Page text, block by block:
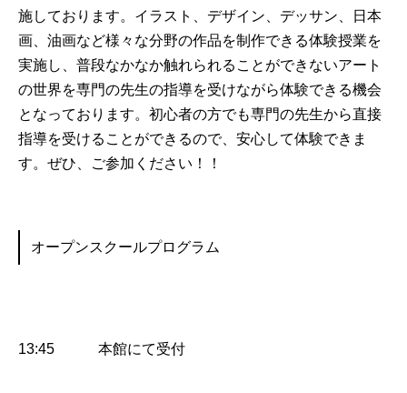
施しております。イラスト、デザイン、デッサン、日本
画、油画など様々な分野の作品を制作できる体験授業を
実施し、普段なかなか触れられることができないアート
の世界を専門の先生の指導を受けながら体験できる機会
となっております。初心者の方でも専門の先生から直接
指導を受けることができるので、安心して体験できま
す。ぜひ、ご参加ください！！
オープンスクールプログラム
13:45 本館にて受付